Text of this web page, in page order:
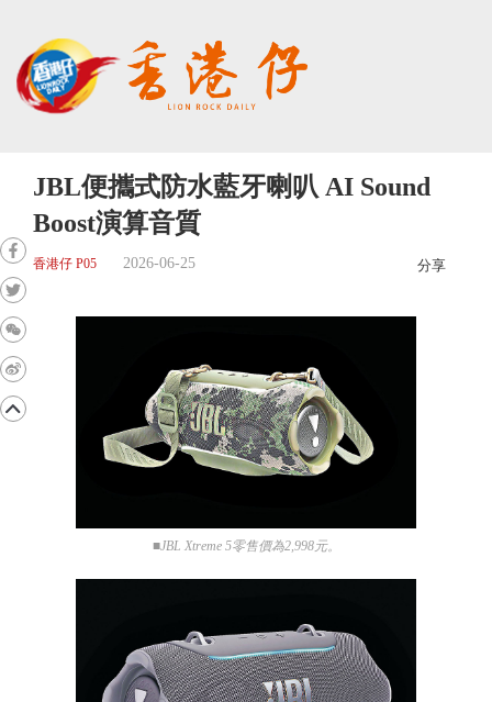
JBL便攜式防水藍牙喇叭 AI Sound
Boost演算音質
香港仔 P05 2026-06-25 分享
■JBL Xtreme 5零售價為2,998元。